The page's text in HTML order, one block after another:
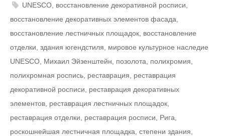
UNESCO восстановление декоративной росписи
восстановление декоративных элементов фасада
восстановление лестничных площадок восстановление
отделки здания югендстиля
мировое культурное наследие
UNESCO Михаил Эйзенштейн позолота полихромия
полихромная роспись реставрация
реставрация
декоративной росписи
реставрация декоративных
элементов реставрация лестничных площадок
реставрация отделки
реставрация росписи Рига
роскошнейшая лестничная площадка степени здания